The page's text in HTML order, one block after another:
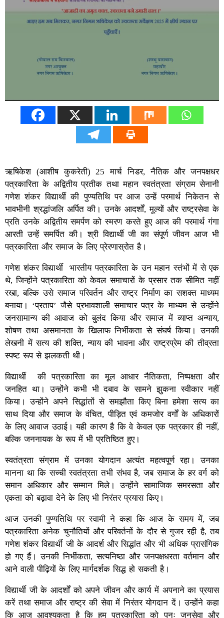
ऋषिकेश (आशीष कुकरेती) 25 मार्च निडर, नैतिक और जनपक्षधर
पत्रकारिता के अद्वितीय प्रतीक तथा महान स्वतंत्रता संग्राम सेनानी
गणेश शंकर विद्यार्थी की पुण्यतिथि पर आज उन्हें परमार्थ निकेतन से
भावभीनी श्रद्धांजलि अर्पित की। उनके आदर्शों, मूल्यों और राष्ट्रसेवा के
प्रति उनके अद्वितीय समर्पण को स्मरण करते हुए आज की परमार्थ गंगा
आरती उन्हें समर्पित की। श्री विद्यार्थी जी का संपूर्ण जीवन आज भी
पत्रकारिता और समाज के लिए प्रेरणास्रोत है।
गणेश शंकर विद्यार्थी भारतीय पत्रकारिता के उन महान स्तंभों में से एक
थे, जिन्होंने पत्रकारिता को केवल समाचारों के प्रसार तक सीमित नहीं
रखा, बल्कि उसे समाज परिवर्तन और राष्ट्र निर्माण का सशक्त माध्यम
बनाया। ‘प्रताप’ जैसे प्रभावशाली समाचार पत्र के माध्यम से उन्होंने
जनसामान्य की आवाज को बुलंद किया और समाज में व्याप्त अन्याय,
शोषण तथा असमानता के खिलाफ निर्भीकता से संघर्ष किया। उनकी
लेखनी में सत्य की शक्ति, न्याय की भावना और राष्ट्रप्रेम की तीव्रता
स्पष्ट रूप से झलकती थी।
विद्यार्थी की पत्रकारिता का मूल आधार नैतिकता, निष्पक्षता और
जनहित था। उन्होंने कभी भी दबाव के सामने झुकना स्वीकार नहीं
किया। उन्होंने अपने सिद्धांतों से समझौता किए बिना हमेशा सत्य का
साथ दिया और समाज के वंचित, पीड़ित एवं कमजोर वर्गों के अधिकारों
के लिए आवाज उठाई। यही कारण है कि वे केवल एक पत्रकार ही नहीं,
बल्कि जननायक के रूप में भी प्रतिष्ठित हुए।
स्वतंत्रता संग्राम में उनका योगदान अत्यंत महत्वपूर्ण रहा। उनका
मानना था कि सच्ची स्वतंत्रता तभी संभव है, जब समाज के हर वर्ग को
समान अधिकार और सम्मान मिले। उन्होंने सामाजिक समरसता और
एकता को बढ़ावा देने के लिए भी निरंतर प्रयास किए।
आज उनकी पुण्यतिथि पर स्वामी ने कहा कि आज के समय में, जब
पत्रकारिता अनेक चुनौतियों और परिवर्तनों के दौर से गुजर रही है, तब
गणेश शंकर विद्यार्थी जी के आदर्श और सिद्धांत और भी अधिक प्रासंगिक
हो गए हैं। उनकी निर्भीकता, सत्यनिष्ठा और जनपक्षधरता वर्तमान और
आने वाली पीढ़ियों के लिए मार्गदर्शक सिद्ध हो सकती है।
विद्यार्थी जी के आदर्शों को अपने जीवन और कार्य में अपनाने का प्रयास
करें तथा समाज और राष्ट्र की सेवा में निरंतर योगदान दें। उन्होंने कहा
कि आज आवश्यकता है कि हम पत्रकारिता को पुनः जनसेवा और